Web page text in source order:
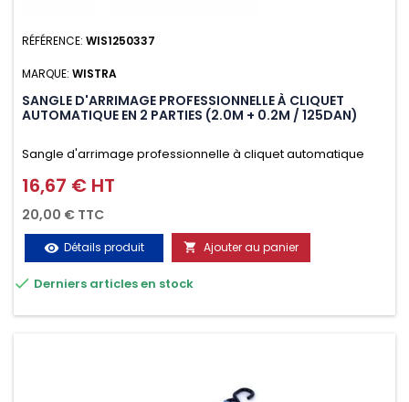
RÉFÉRENCE: WIS1250337
MARQUE: WISTRA
SANGLE D'ARRIMAGE PROFESSIONNELLE À CLIQUET
AUTOMATIQUE EN 2 PARTIES (2.0M + 0.2M / 125DAN)
Sangle d'arrimage professionnelle à cliquet automatique
avec crochet deux doigts soudés en J en 2 parties (2.0M +
0.2M / 125daN), simple et rapide d'utilisation. Permet
d'arrimer et de sécuriser vos chargements pendant le
transport. Matière polyester très résistante aux UV et aux
variations de températures, n'absorbe pas l'eau.
Prix
16,67 € HT
20,00 € TTC
visibility Détails produit  Ajouter au panier
 Derniers articles en stock